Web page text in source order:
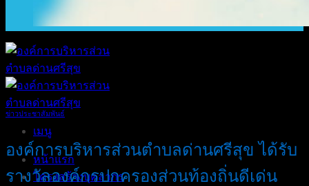
เมนู
หน้าแรก
โครงสร้างบุคลากร
ข่าวประชาสัมพันธ์
องค์การบริหารส่วนตำบลด่านศรีสุข ได้รับ
รางวัลองค์กรปกครองส่วนท้องถิ่นดีเด่น